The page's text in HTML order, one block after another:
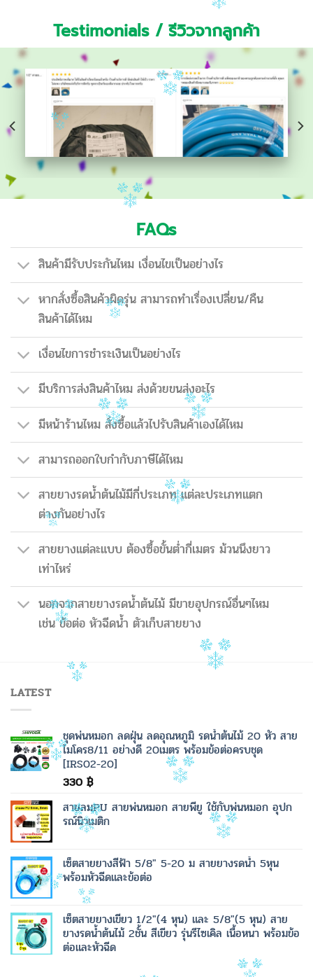
Testimonials / รีวิวจากลูกค้า
FAQs
สินค้ามีรับประกันไหม เงื่อนไขเป็นอย่างไร
หากสั่งซื้อสินค้าผิดรุ่น สามารถทำเรื่องเปลี่ยน/คืน
สินค้าได้ไหม
เงื่อนไขการชำระเงินเป็นอย่างไร
มีบริการส่งสินค้าไหม ส่งด้วยขนส่งอะไร
มีหน้าร้านไหม สั่งซื้อแล้วไปรับสินค้าเองได้ไหม
สามารถออกใบกำกับภาษีได้ไหม
สายยางรดน้ำต้นไม้มีกี่ประเภท แต่ละประเภทแตก
ต่างกันอย่างไร
สายยางแต่ละแบบ ต้องซื้อขั้นต่ำกี่เมตร ม้วนนึงยาว
เท่าไหร่
นอกจากสายยางรดน้ำต้นไม้ มีขายอุปกรณ์อื่นๆไหม
เช่น ข้อต่อ หัวฉีดน้ำ ตัวเก็บสายยาง
LATEST
ชุดพ่นหมอก ลดฝุ่น ลดอุณหภูมิ รดน้ำต้นไม้ 20 หัว สาย
ไมโคร8/11 อย่างดี 20เมตร พร้อมข้อต่อครบชุด
[IRS02-20]
330 ฿
สายลมPU สายพ่นหมอก สายพียู ใช้กับพ่นหมอก อุปก
รณ์นิวเมติก
เซ็ตสายยางสีฟ้า 5/8" 5-20 ม สายยางรดน้ำ 5หุน
พร้อมหัวฉีดและข้อต่อ
เซ็ตสายยางเขียว 1/2"(4 หุน) และ 5/8"(5 หุน) สาย
ยางรดน้ำต้นไม้ 2ชั้น สีเขียว รุ่นรีไซเคิล เนื้อหนา พร้อมข้อ
ต่อและหัวฉีด